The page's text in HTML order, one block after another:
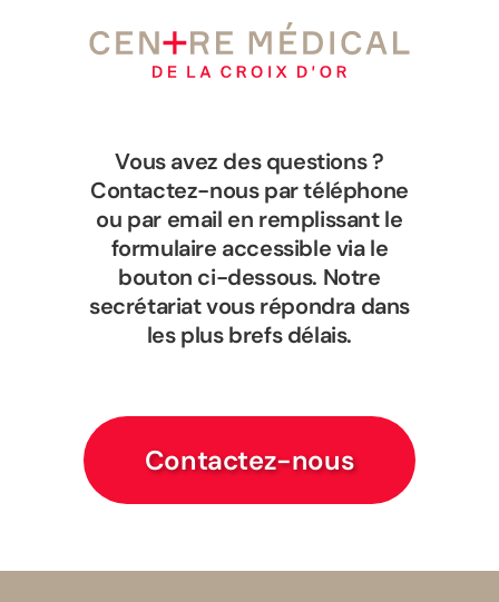
Vous avez des questions ?
Contactez-nous par téléphone
ou par email en remplissant le
formulaire accessible via le
bouton ci-dessous. Notre
secrétariat vous répondra dans
les plus brefs délais.
Contactez-nous